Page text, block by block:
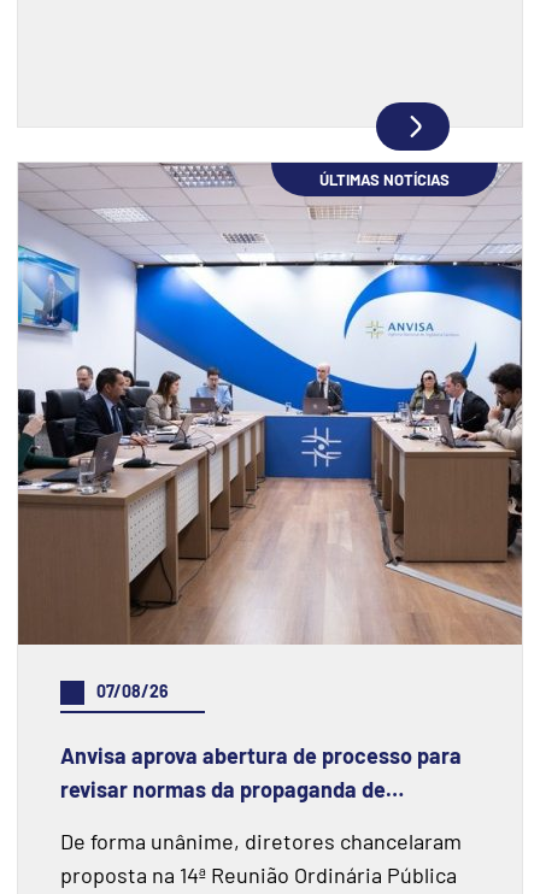
ÚLTIMAS NOTÍCIAS
07/08/26
Anvisa aprova abertura de processo para
revisar normas da propaganda de
De forma unânime, diretores chancelaram
proposta na 14ª Reunião Ordinária Pública